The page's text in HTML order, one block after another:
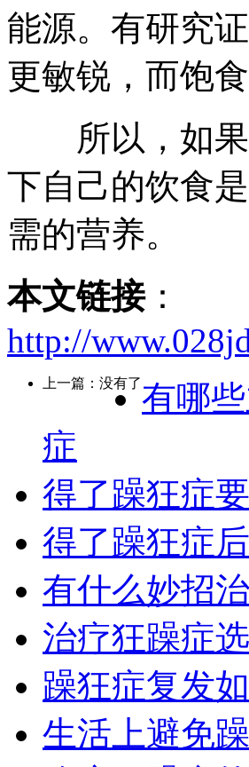
能源。有研究
更敏锐，而饱
所以，如果
下自己的饮食
需的营养。
本文链接：
http://
上一篇：没有了有哪
症
得了躁狂症
得了躁狂症
有什么妙招
治疗狂躁症
躁狂症复发
生活上避免